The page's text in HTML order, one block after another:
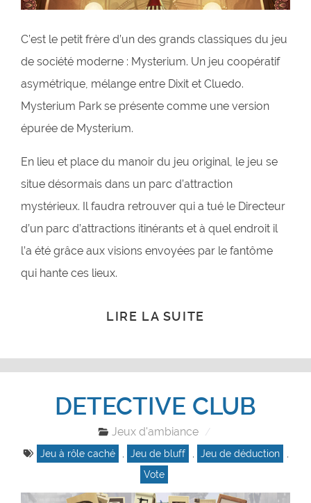
C’est le petit frère d’un des grands classiques du jeu
de société moderne : Mysterium. Un jeu coopératif
asymétrique, mélange entre Dixit et Cluedo.
Mysterium Park se présente comme une version
épurée de Mysterium.
En lieu et place du manoir du jeu original, le jeu se
situe désormais dans un parc d’attraction
mystérieux. Il faudra retrouver qui a tué le Directeur
d’un parc d’attractions itinérants et à quel endroit il
l’a été grâce aux visions envoyées par le fantôme
qui hante ces lieux.
LIRE LA SUITE
DETECTIVE CLUB
Jeux d'ambiance
Jeu à rôle caché Jeu de bluff Jeu de déduction
Vote